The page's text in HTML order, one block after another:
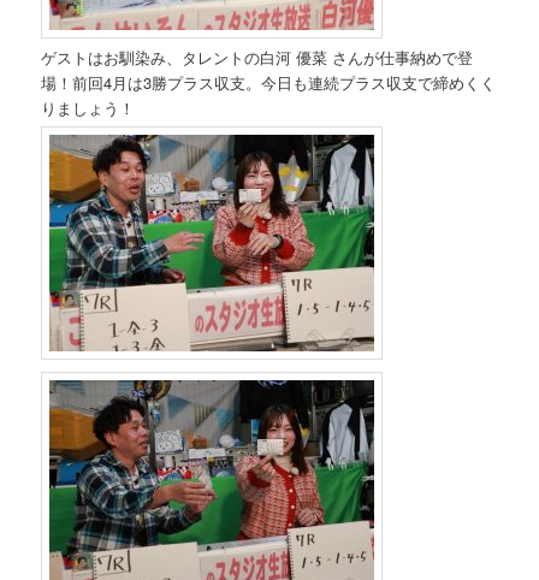
ゲストはお馴染み、タレントの白河 優菜 さんが仕事納めで登
場！前回4月は3勝プラス収支。今日も連続プラス収支で締めくく
りましょう！